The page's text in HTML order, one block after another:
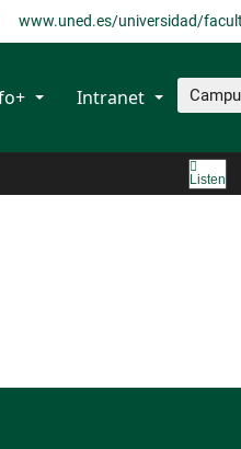
www.uned.es/universidad/
Intranet
Listen